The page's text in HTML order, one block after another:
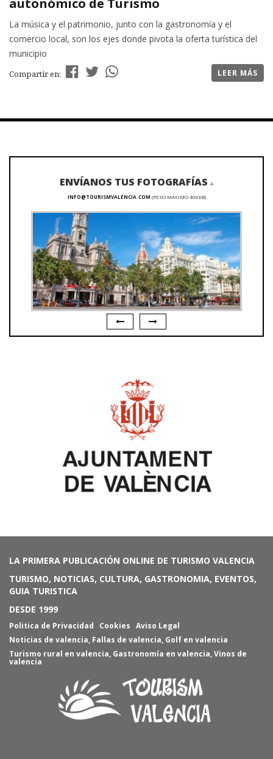
autonómico de Turismo
La música y el patrimonio, junto con la gastronomía y el
comercio local, son los ejes donde pivota la oferta turística del
municipio
Compartir en: LEER MÁS
ENVÍANOS TUS FOTOGRAFÍAS A
INFO@TOURISMVALENCIA.COM (PESO MÁXIMO 400KB)
LA PRIMERA PUBLICACIÓN ONLINE DE TURISMO VALENCIA
TURISMO, NOTICIAS, CULTURA, GASTRONOMIA, EVENTOS,
GUIA TURISTICA
DESDE 1999
Politica de Privacidad Cookies Aviso Legal
Noticias de valencia, Fallas de valencia, Golf en valencia
Turismo rural en valencia, Gastronomía en valencia,Vinos de
valencia